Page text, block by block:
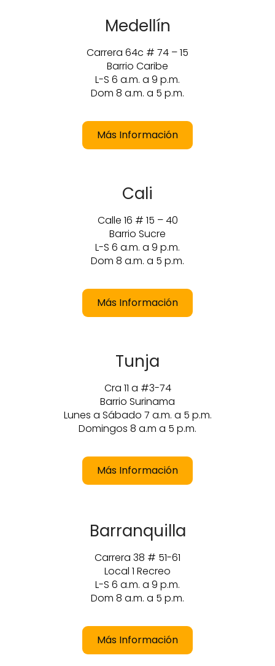
Medellín
Carrera 64c # 74 – 15
Barrio Caribe
L-S 6 a.m. a 9 p.m.
Dom 8 a.m. a 5 p.m.
Más Información
Cali
Calle 16 # 15 – 40
Barrio Sucre
L-S 6 a.m. a 9 p.m.
Dom 8 a.m. a 5 p.m.
Más Información
Tunja
Cra 11 a #3-74
Barrio Surinama
Lunes a Sábado 7 a.m. a 5 p.m.
Domingos 8 a.m a 5 p.m.
Más Información
Barranquilla
Carrera 38 # 51-61
Local 1 Recreo
L-S 6 a.m. a 9 p.m.
Dom 8 a.m. a 5 p.m.
Más Información